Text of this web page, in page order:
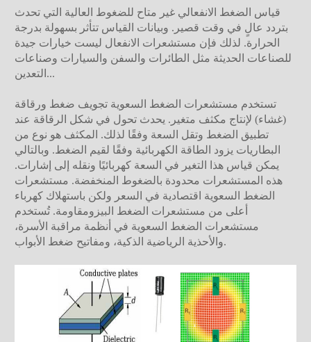
قياس الضغط الانفعالي غير متاح للضغوط العالية التي تحدث
بتردد عالٍ في وقت قصير. وبيانات القياس تتأثر بسهولة بدرجة
الحرارة. لذلك فإن مستشعرات الانفعال ليست خيارات جيدة
للصناعات الحديثة مثل الطائرات والسفن والسيارات وصناعات
التعدين...
تستخدم مستشعرات الضغط السعوية تجويف ضغط ورقاقة
(غشاء) لإنتاج مكثف متغير. يحدث تحول في شكل الرقاقة عند
تطبيق الضغط وتقل السعة وفقًا لذلك. المكثف هو نوع من
البطاريات يزود الطاقة الكهربائية وفقًا لقيم الضغط. وبالتالي
يمكن قياس هذا التغير في السعة كهربائيًا ونقله إلى إشارات.
هذه المستشعرات محدودة بالضغوط المنخفضة. مستشعرات
الضغط السعوية اقتصادية في السعر ولكن باستهلاك كهرباء
أعلى من مستشعرات الضغط البيزومقاومة. تُستخدم
مستشعرات الضغط السعوية في أنظمة مراقبة الأسرة،
والأحذية الرياضية الذكية، ومفاتيح ضغط الأبواب.